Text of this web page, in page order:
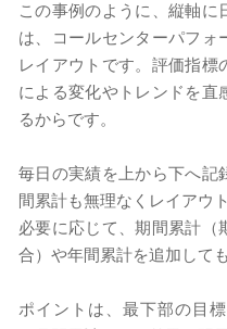
この事例のように、縦軸
は、コールセンターパフォ
レイアウトです。評価指
による変化やトレンドを直
るからです。
毎日の実績を上から下へ記
間累計も無理なくレイアウ
必要に応じて、期間累計（
合）や年間累計を追加して
ポイントは、最下部の目